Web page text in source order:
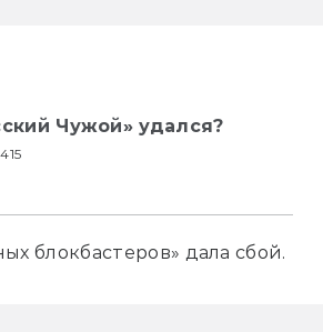
Чужой» удался?
блокбастеров» дала сбой.